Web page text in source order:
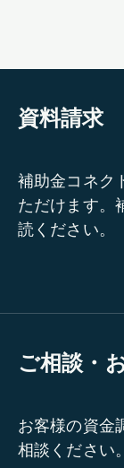
資料請求
補助金コネク
ただけます。
読ください。
ご相談・
お客様の資金
相談ください。